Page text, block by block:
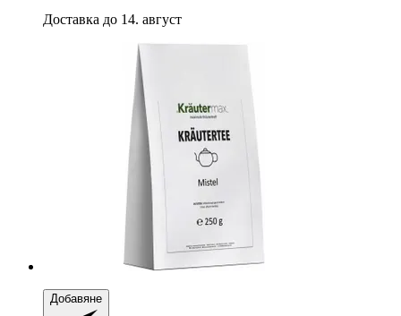
Доставка до 14. август
Добавяне